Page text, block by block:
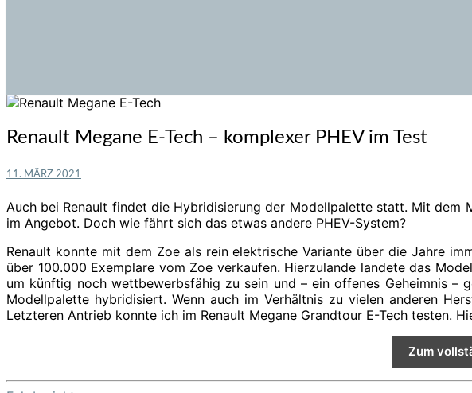
Renault
E-
Tech
komplexer
PHEV
im
Test
Renault Megane E-Tech – komplexer PHEV im Test
11. MÄRZ 2021
Auch bei Renault findet die Hybridisierung der Modellpalette statt. Mit dem
im Angebot. Doch wie fährt sich das etwas andere PHEV-System?
Renault konnte mit dem Zoe als rein elektrische Variante über die Jahre
über 100.000 Exemplare vom Zoe verkaufen. Hierzulande landete das
um künftig noch wettbewerbsfähig zu sein und – ein offenes Geheimnis –
Modellpalette hybridisiert. Wenn auch im Verhältnis zu vielen anderen
Letzteren Antrieb konnte ich im Renault Megane Grandtour E-Tech testen.
Zum